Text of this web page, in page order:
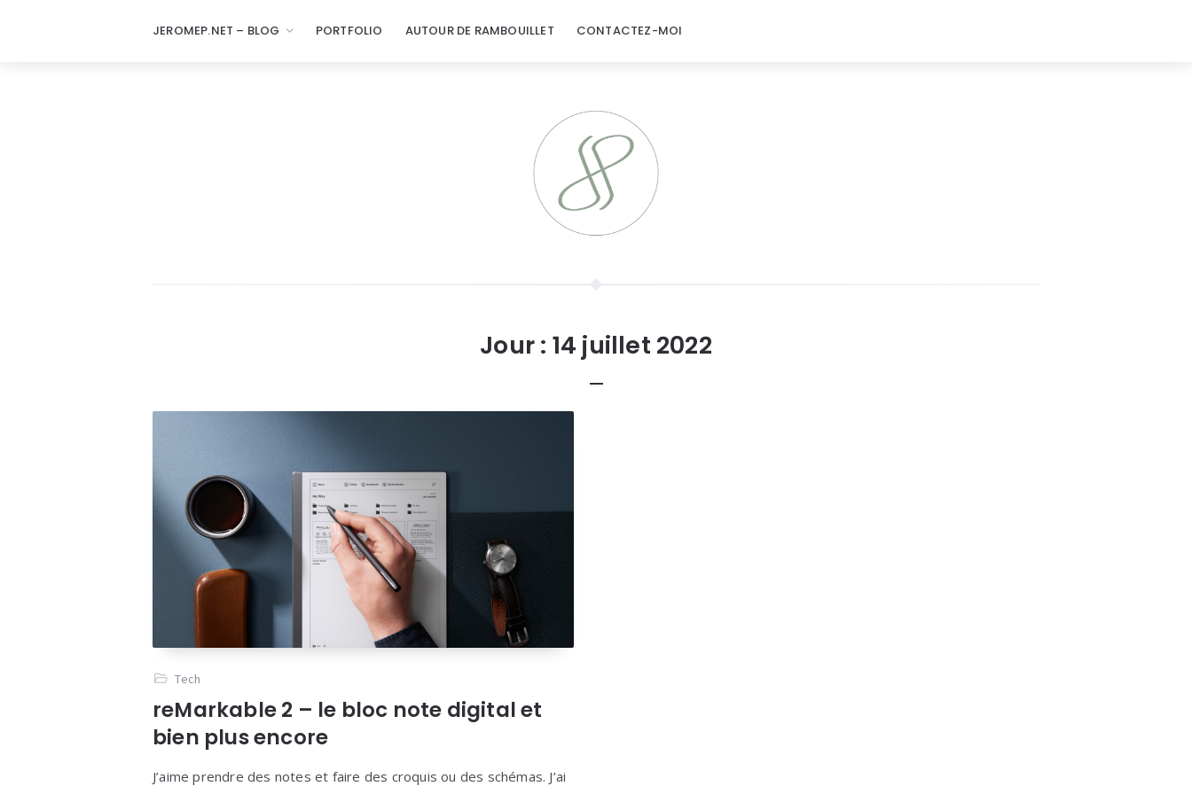
JEROMEP.NET – BLOG PORTFOLIO AUTOUR DE RAMBOUILLET CONTACTEZ-MOI
Jour : 14 juillet 2022
Tech
reMarkable 2 – le bloc note digital et
bien plus encore
J’aime prendre des notes et faire des croquis ou des schémas. J’ai